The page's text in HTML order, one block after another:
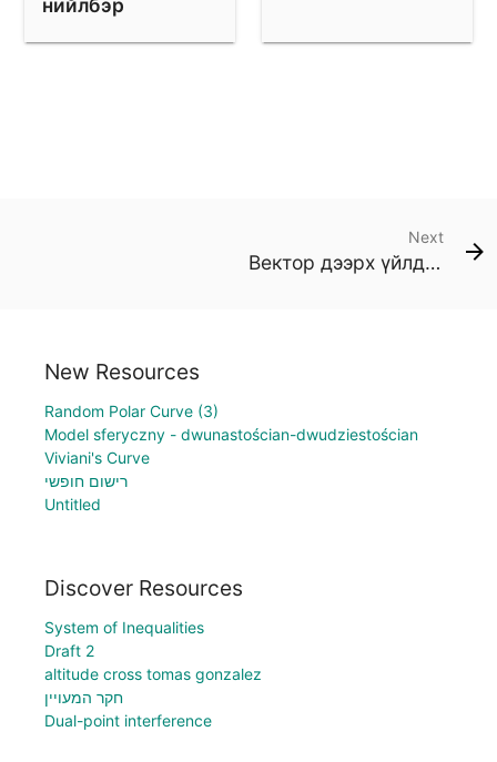
нийлбэр
Next
Вектор дээрх үйлдлүүд
New Resources
Random Polar Curve (3)
Model sferyczny - dwunastościan-dwudziestościan
Viviani's Curve
רישום חופשי
Untitled
Discover Resources
System of Inequalities
Draft 2
altitude cross tomas gonzalez
חקר המעויין
Dual-point interference